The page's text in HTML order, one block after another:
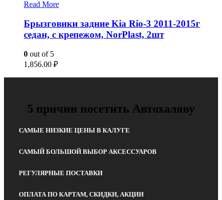
Read More
Брызговики задние Kia Rio-3 2011-2015г
седан, с крепежом, NorPlast, 2шт
0 out of 5
1,856.00 ₽
5 причин посетить Автохаляву
САМЫЕ НИЗКИЕ ЦЕНЫ В КАЛУГЕ
САМЫЙ БОЛЬШОЙ ВЫБОР АКСЕССУАРОВ
РЕГУЛЯРНЫЕ ПОСТАВКИ
ОПЛАТА ПО КАРТАМ, СКИДКИ, АКЦИИ